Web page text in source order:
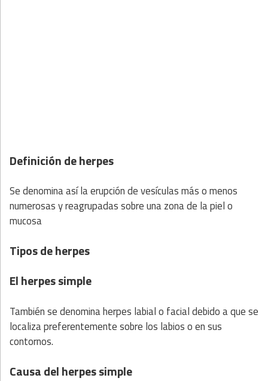
Definición de herpes
Se denomina así la erupción de vesículas más o menos
numerosas y reagrupadas sobre una zona de la piel o
mucosa
Tipos de herpes
El herpes simple
También se denomina herpes labial o facial debido a que se
localiza preferentemente sobre los labios o en sus
contornos.
Causa del herpes simple